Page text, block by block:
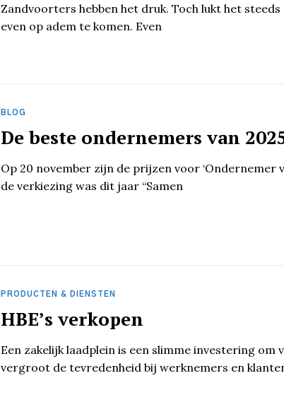
Zandvoorters hebben het druk. Toch lukt het
even op adem te komen. Even
BLOG
De beste ondernemers van
Op 20 november zijn de prijzen voor ‘Ondernemer
de verkiezing was dit jaar “Samen
PRODUCTEN & DIENSTEN
HBE’s verkopen
Een zakelijk laadplein is een slimme investering
vergroot de tevredenheid bij werknemers en